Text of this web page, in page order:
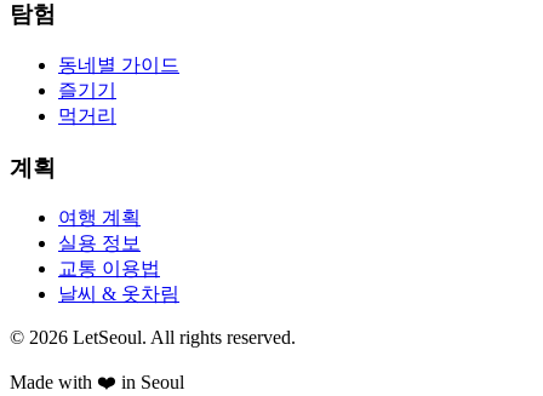
탐험
동네별 가이드
즐기기
먹거리
계획
여행 계획
실용 정보
교통 이용법
날씨 & 옷차림
© 2026 LetSeoul. All rights reserved.
Made with ❤️ in Seoul